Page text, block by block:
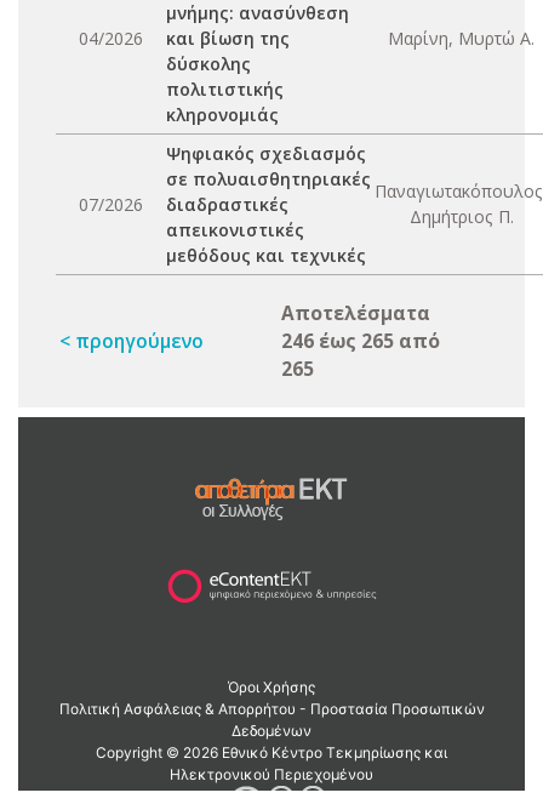
04/2026
μνήμης: ανασύνθεση
και βίωση της
δύσκολης
πολιτιστικής
κληρονομιάς
Μαρίνη, Μυρτώ Α.
07/2026
Ψηφιακός σχεδιασμός
σε πολυαισθητηριακές
διαδραστικές
απεικονιστικές
μεθόδους και τεχνικές
Δημήτριος Π.
< προηγούμενο
Αποτελέσματα
246 έως 265 από
265